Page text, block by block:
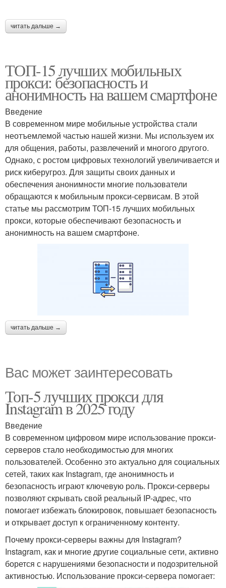
читать дальше →
ТОП-15 лучших мобильных
прокси: безопасность и
анонимность на вашем смартфоне
Введение
В современном мире мобильные устройства стали
неотъемлемой частью нашей жизни. Мы используем их
для общения, работы, развлечений и многого другого.
Однако, с ростом цифровых технологий увеличивается и
риск киберугроз. Для защиты своих данных и
обеспечения анонимности многие пользователи
обращаются к мобильным прокси-сервисам. В этой
статье мы рассмотрим ТОП-15 лучших мобильных
прокси, которые обеспечивают безопасность и
анонимность на вашем смартфоне.
читать дальше →
Вас может заинтересовать
Топ-5 лучших прокси для
Instagram в 2025 году
Введение
В современном цифровом мире использование прокси-
серверов стало необходимостью для многих
пользователей. Особенно это актуально для социальных
сетей, таких как Instagram, где анонимность и
безопасность играют ключевую роль. Прокси-серверы
позволяют скрывать свой реальный IP-адрес, что
помогает избежать блокировок, повышает безопасность
и открывает доступ к ограниченному контенту.
Почему прокси-серверы важны для Instagram?
Instagram, как и многие другие социальные сети, активно
борется с нарушениями безопасности и подозрительной
активностью. Использование прокси-сервера помогает: